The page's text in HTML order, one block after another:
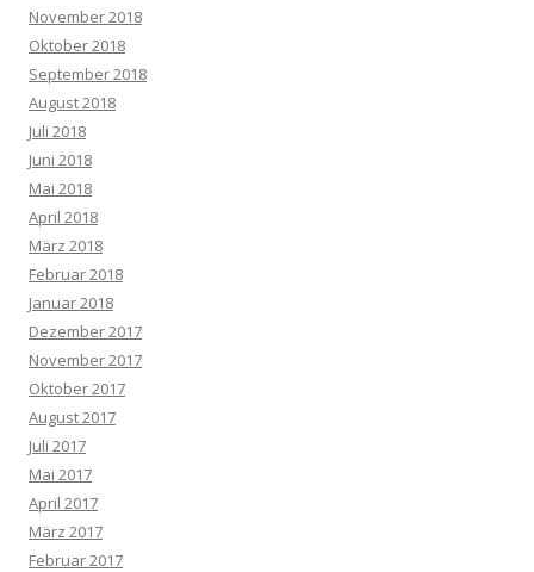
November 2018
Oktober 2018
September 2018
August 2018
Juli 2018
Juni 2018
Mai 2018
April 2018
März 2018
Februar 2018
Januar 2018
Dezember 2017
November 2017
Oktober 2017
August 2017
Juli 2017
Mai 2017
April 2017
März 2017
Februar 2017